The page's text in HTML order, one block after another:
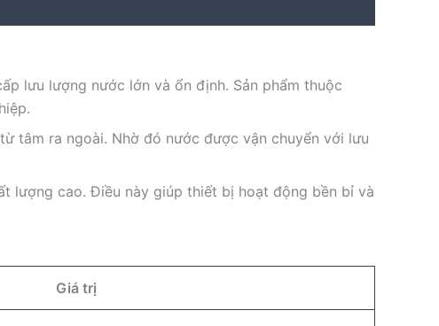
lưu lượng nước lớn và ổn định. Sản phẩm thuộc
tâm ra ngoài. Nhờ đó nước được vận chuyển với lưu
lượng cao. Điều này giúp thiết bị hoạt động bền bỉ và
Giá trị